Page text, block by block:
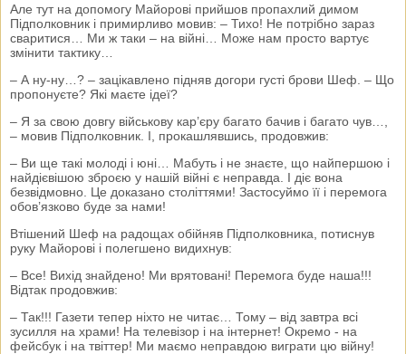
Але тут на допомогу Майорові прийшов пропахлий димом
Підполковник і примирливо мовив: – Тихо! Не потрібно зараз
сваритися… Ми ж таки – на війні… Може нам просто вартує
змінити тактику…
– А ну-ну…? – зацікавлено підняв догори густі брови Шеф. – Що
пропонуєте? Які маєте ідеї?
– Я за свою довгу військову кар’єру багато бачив і багато чув…,
– мовив Підполковник. І, прокашлявшись, продовжив:
– Ви ще такі молоді і юні… Мабуть і не знаєте, що найпершою і
найдієвішою зброєю у нашій війні є неправда. І діє вона
безвідмовно. Це доказано століттями! Застосуймо її і перемога
обов’язково буде за нами!
Втішений Шеф на радощах обійняв Підполковника, потиснув
руку Майорові і полегшено видихнув:
– Все! Вихід знайдено! Ми врятовані! Перемога буде наша!!!
Відтак продовжив:
– Так!!! Газети тепер ніхто не читає… Тому – від завтра всі
зусилля на храми! На телевізор і на інтернет! Окремо - на
фейсбук і на твіттер! Ми маємо неправдою виграти цю війну!